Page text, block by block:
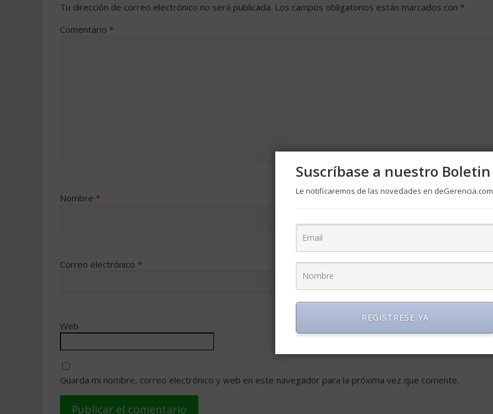
Tu dirección de correo electrónico no será publicada. Los campos obligatorios están marcados con *
Comentario *
Nombre *
Correo electrónico *
Web
Guarda mi nombre, correo electrónico y web en este navegador para la próxima vez que comente.
Suscríbase a nuestro Boletin
Le notificaremos de las novedades en deGerencia.com
REGISTRESE YA